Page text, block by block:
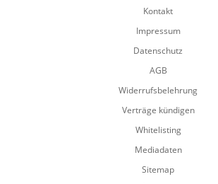
Kontakt
Impressum
Datenschutz
AGB
Widerrufsbelehrung
Verträge kündigen
Whitelisting
Mediadaten
Sitemap